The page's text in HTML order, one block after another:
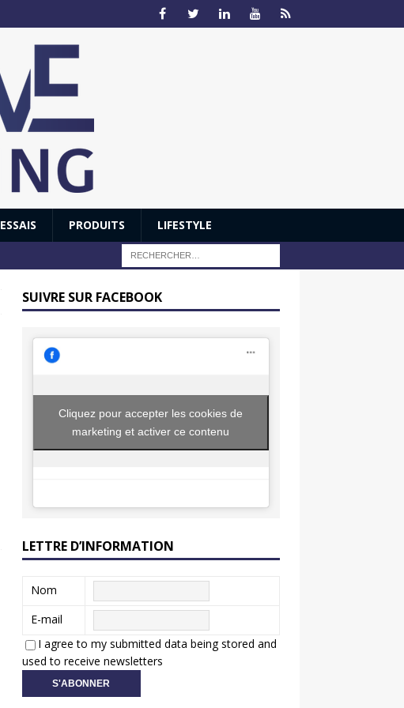
ESSAIS PRODUITS LIFESTYLE
SUIVRE SUR FACEBOOK
Cliquez pour accepter les cookies de
marketing et activer ce contenu
LETTRE D’INFORMATION
Nom
E-mail
I agree to my submitted data being stored and
used to receive newsletters